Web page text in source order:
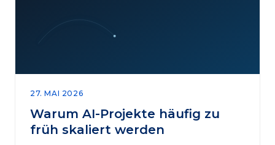
27. MAI 2026
Warum AI-Projekte häufig zu
früh skaliert werden